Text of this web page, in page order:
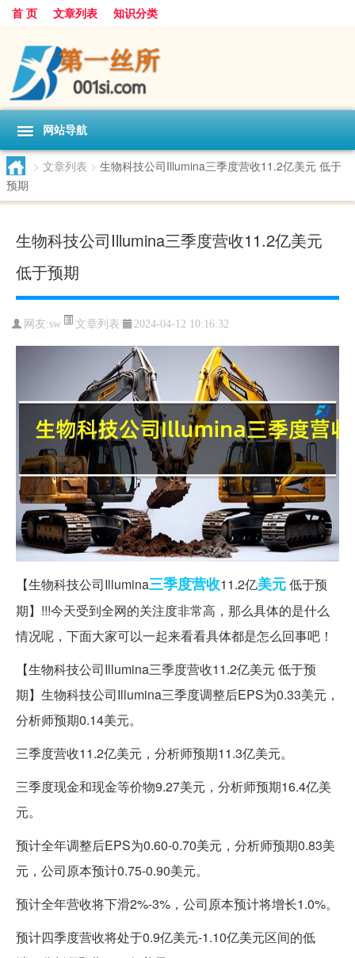
首 页 文章列表 知识分类
网站导航
> 文章列表 > 生物科技公司Illumina三季度营收11.2亿美元 低于
预期
生物科技公司Illumina三季度营收11.2亿美元
低于预期
网友:sw 文章列表 2024-04-12 10:16:32
【生物科技公司Illumina三季度营收11.2亿美元低于预
期】!!!今天受到全网的关注度非常高，那么具体的是什么
情况呢，下面大家可以一起来看看具体都是怎么回事吧！
【生物科技公司Illumina三季度营收11.2亿美元 低于预
期】生物科技公司Illumina三季度调整后EPS为0.33美元，
分析师预期0.14美元。
三季度营收11.2亿美元，分析师预期11.3亿美元。
三季度现金和现金等价物9.27美元，分析师预期16.4亿美
元。
预计全年调整后EPS为0.60-0.70美元，分析师预期0.83美
元，公司原本预计0.75-0.90美元。
预计全年营收将下滑2%-3%，公司原本预计将增长1.0%。
预计四季度营收将处于0.9亿美元-1.10亿美元区间的低